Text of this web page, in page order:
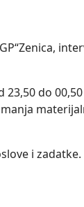
do
i zadatke.